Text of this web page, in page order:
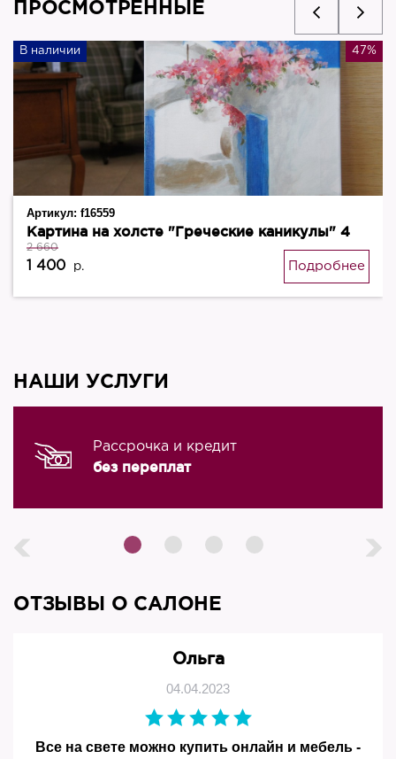
ПРОСМОТРЕННЫЕ
В наличии 47%
Артикул: f16559
Картина на холсте "Греческие каникулы" 4
2 660
1 400 р. Подробнее
НАШИ УСЛУГИ
Рассрочка и кредит
без переплат
ОТЗЫВЫ О САЛОНЕ
Ольга
04.04.2023
Все на свете можно купить онлайн и мебель -